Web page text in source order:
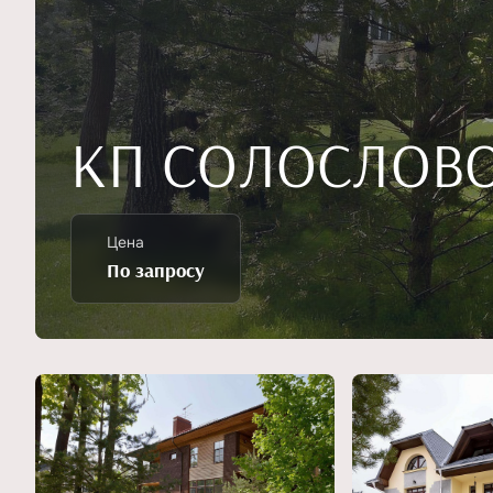
КП
Цена
По запросу